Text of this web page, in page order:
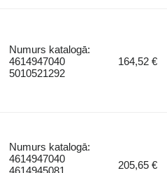
Numurs katalogā:
4614947040
5010521292
164,52 €
Numurs katalogā:
4614947040
4614945081
205,65 €